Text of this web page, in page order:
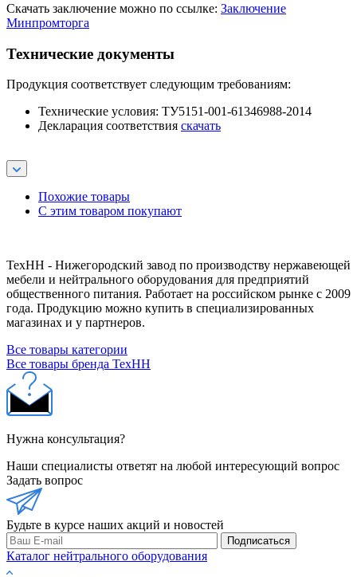
Скачать заключение можно по ссылке: Заключение
Минпромторга
Технические документы
Продукция соответствует следующим требованиям:
Технические условия: ТУ5151-001-61346988-2014
Декларация соответствия скачать
Похожие товары
С этим товаром покупают
ТехНН - Нижегородский завод по производству нержавеющей
мебели и нейтрального оборудования для предприятий
общественного питания. Работает на российском рынке с 2009
года. Продукцию можно купить в специализированных
магазинах и у партнеров.
Все товары категории
Все товары бренда ТехНН
Нужна консультация?
Наши специалисты ответят на любой интересующий вопрос
Задать вопрос
Будьте в курсе наших акций и новостей
Подписаться
Каталог нейтрального оборудования